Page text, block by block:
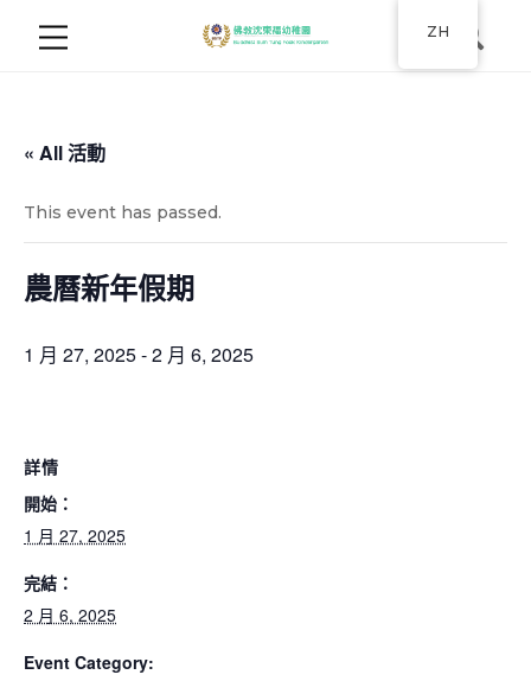
« All 活動
This event has passed.
農曆新年假期
1 月 27, 2025-2 月 6, 2025
詳情
開始：
1 月 27, 2025
完結：
2 月 6, 2025
Event Category:
ZH